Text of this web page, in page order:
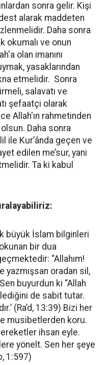
sonra gelir. Kişi
alarak maddeten
Daha sonra
okumalı ve onun
olan imanını
yasaklarından
etmelidir. Sonra
salavatı ve
şefaatçi olarak
Allah'ın rahmetinden
Daha sonra
ile Kur’ânda geçen ve
edilen me’sur, yani
Ta ki kabul
büyük İslam bilginleri
bir dua
“Allahım!
oradan sil,
buyurdun ki “Allah
de sabit tutar.
(Ra’d, 13:39) Bizi her
musibetlerden koru.
ihsan eyle.
yönelt. Sen her şeye
1:597)